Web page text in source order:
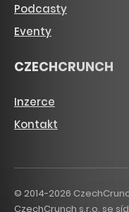
Podcasty
Eventy
CZECHCRUNCH
Inzerce
Kontakt
© 2014-2026
CzechCrunch s.r.o. se